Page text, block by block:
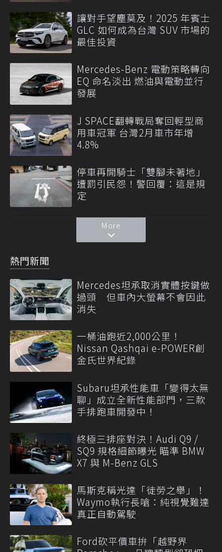
讓對手望塵莫及！2025 年賓士
GLC 如何成為台灣 SUV 市場的
最佳投資
Mercedes-Benz 電動策略轉向
EQ 命名淡出 燃油與電動並行
發展
J SPACE翻轉戰局奪回輕型商
用車冠軍 台灣2月車市年增
4.8%
停車再開騎士「雙腳未著地」
遭罰引民怨！警回覆：這是規
定
More
熱門新聞
Mercedes坦承取消實體按鍵做
過頭 但車內大螢幕不會因此
消失
一桶油跑近2,000公里！
Nissan Qashqai e-POWER創
金氏世界紀錄
Subaru坦承性能車「變得太無
聊」成立全新性能部門，三款
手排跑車開發中！
終極三排座對決！Audi Q9 /
SQ9 規格細節曝光 瞄準 BMW
X7 與 M-Benz GLS
馬斯克稱光達「徒勞之舉」！
Waymo執行長嗆：純視覺難達
真正自動駕駛
Ford砍平價車拚「越野界